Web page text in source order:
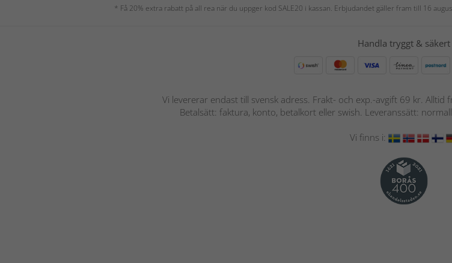
* Få 20% extra rabatt på all rea när du uppger kod SALE20 i kassan. Erbjudandet gäller fram till 16
Handla tryggt & säkert
Vi levererar endast till svensk adress. Frakt- och exp.-avgift 69 kr.
Betalsätt: faktura, konto, betalkort eller swish. Leveranssätt:
Vi finns i: